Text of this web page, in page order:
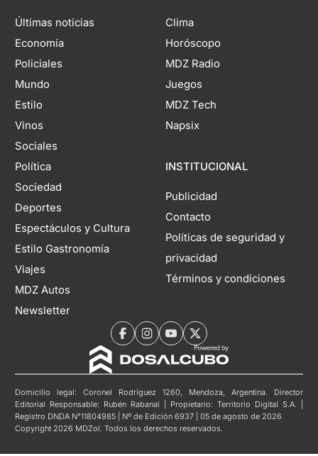
Últimas noticias
Economía
Policiales
Mundo
Estilo
Vinos
Sociales
Política
Sociedad
Deportes
Espectáculos y Cultura
Estilo Gastronomía
Viajes
MDZ Autos
Newsletter
Clima
Horóscopo
MDZ Radio
Juegos
MDZ Tech
Napsix
INSTITUCIONAL
Publicidad
Contacto
Políticas de seguridad y
privacidad
Términos y condiciones
Domicilio legal: Coronel Rodríguez 1260, Mendoza, Argentina. Director
Editorial Responsable: Rubén Rabanal | Propietario: Territorio Digital S.A. |
Registro DNDA N°11804985 | Nº de Edición 6937 | 05 de agosto de 2026
Copyright 2026 MDZol. Todos los derechos reservados.